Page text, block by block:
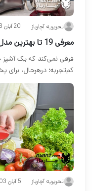
تحریریه آچارباز 20 آبان 1403
معرفی 19 تا بهترین مدل همزن برقی موجود در بازار ایران
فرقی نمی‌کند که یک آشپز
کم‌تجربه؛ درهرحال،
تحریریه آچارباز 5 آبان 1403